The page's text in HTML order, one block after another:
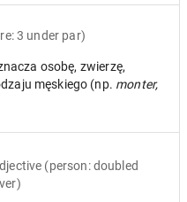
3 under par)
osobę, zwierzę,
męskiego (np. monter,
(person: doubled